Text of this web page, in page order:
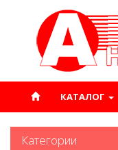
КАТАЛОГ
Категории